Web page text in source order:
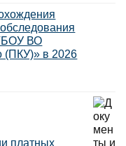
ВО
(ПКУ)» в 2026
платных